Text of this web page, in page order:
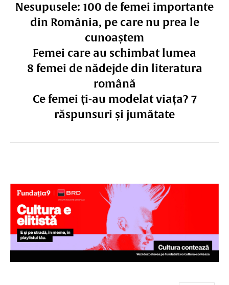
Nesupusele: 100 de femei importante
din România, pe care nu prea le
cunoaștem
Femei care au schimbat lumea
8 femei de nădejde din literatura
română
Ce femei ți-au modelat viața? 7
răspunsuri și jumătate